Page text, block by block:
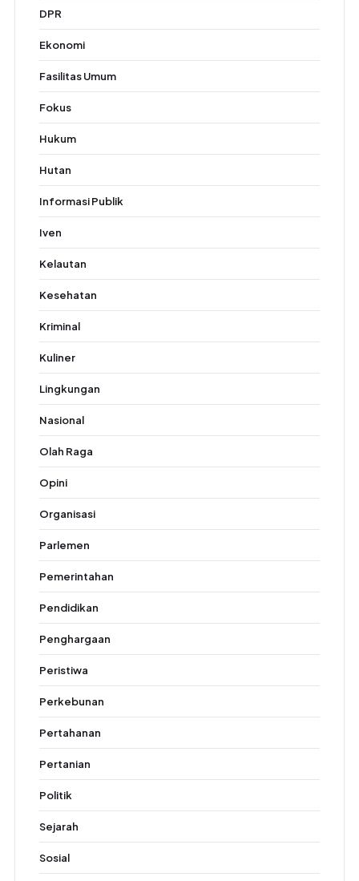
DPR
Ekonomi
Fasilitas Umum
Fokus
Hukum
Hutan
Informasi Publik
Iven
Kelautan
Kesehatan
Kriminal
Kuliner
Lingkungan
Nasional
Olah Raga
Opini
Organisasi
Parlemen
Pemerintahan
Pendidikan
Penghargaan
Peristiwa
Perkebunan
Pertahanan
Pertanian
Politik
Sejarah
Sosial